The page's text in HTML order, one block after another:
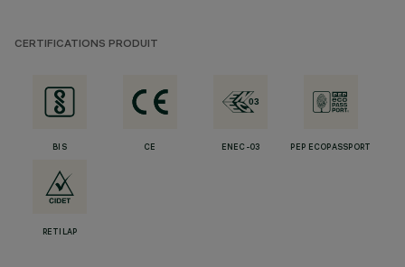
CERTIFICATIONS PRODUIT
BIS CE ENEC-03 PEP ECOPASSPORT
RETILAP